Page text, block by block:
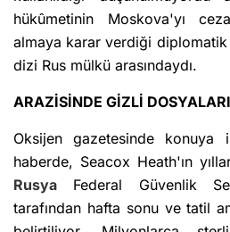
hükûmetinin Moskova'yı
almaya karar verdiği
dizi Rus mülkü arasındaydı.
ARAZİSİNDE GİZLİ
Oksijen gazetesinde
haberde, Seacox Heath'ın
Rusya Federal Güvenlik
tarafından hafta sonu ve tatil